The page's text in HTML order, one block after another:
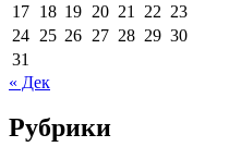
17 18 19 20 21 22 23
24 25 26 27 28 29 30
31
« Дек
Рубрики